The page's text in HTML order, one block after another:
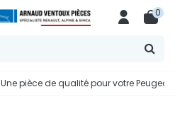
0
Une pièce de qualité pour votre Peugeot